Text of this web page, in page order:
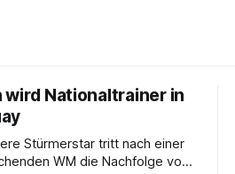
wird Nationaltrainer in
Stürmerstar tritt nach einer
WM die Nachfolge von